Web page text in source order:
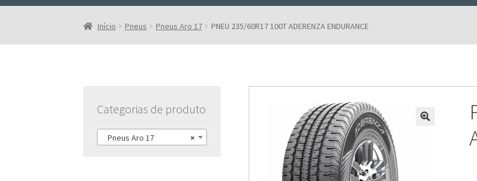
Início Pneus Pneus Aro 17 PNEU 235/60R17 100T ADERENZA ENDURANCE
Categorias de produto
×
Pneus Aro 17